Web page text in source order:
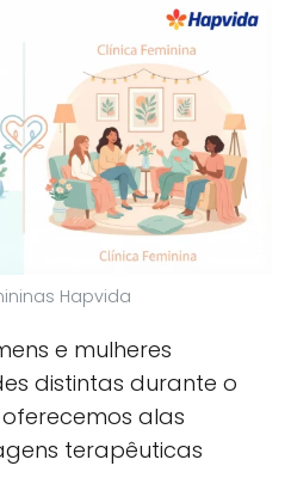
Hapvida
e mulheres
distintas durante o
alas
terapêuticas